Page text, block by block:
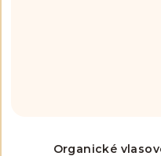
Organické